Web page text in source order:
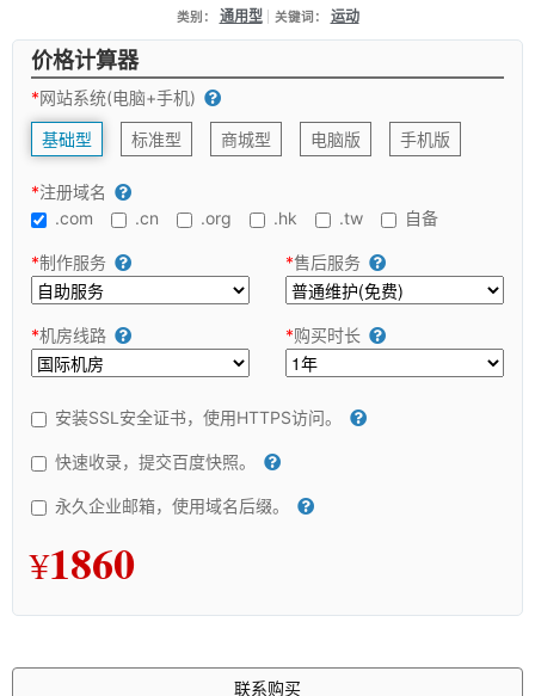
类别： 通用型 关键词： 运动
价格计算器
*网站系统(电脑+手机)
基础型 标准型 商城型 电脑版 手机版
*注册域名
.com
.cn .org .hk .tw 自备
*制作服务 *售后服务
*机房线路 *购买时长
安装SSL安全证书，使用HTTPS访问。
快速收录，提交百度快照。
永久企业邮箱，使用域名后缀。
¥1860
联系购买